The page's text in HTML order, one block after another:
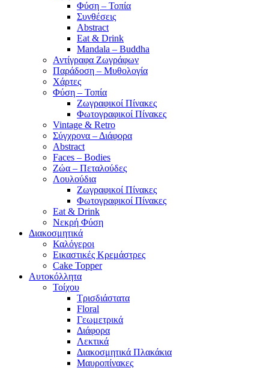
Φύση – Τοπία
Συνθέσεις
Abstract
Eat & Drink
Mandala – Buddha
Αντίγραφα Ζωγράφων
Παράδοση – Μυθολογία
Χάρτες
Φύση – Τοπία
Ζωγραφικοί Πίνακες
Φωτογραφικοί Πίνακες
Vintage & Retro
Σύγχρονα – Διάφορα
Abstract
Faces – Bodies
Ζώα – Πεταλούδες
Λουλούδια
Ζωγραφικοί Πίνακες
Φωτογραφικοί Πίνακες
Eat & Drink
Νεκρή Φύση
Διακοσμητικά
Καλόγεροι
Εικαστικές Κρεμάστρες
Cake Topper
Αυτοκόλλητα
Τοίχου
Τρισδιάστατα
Floral
Γεωμετρικά
Διάφορα
Λεκτικά
Διακοσμητικά Πλακάκια
Μαυροπίνακες